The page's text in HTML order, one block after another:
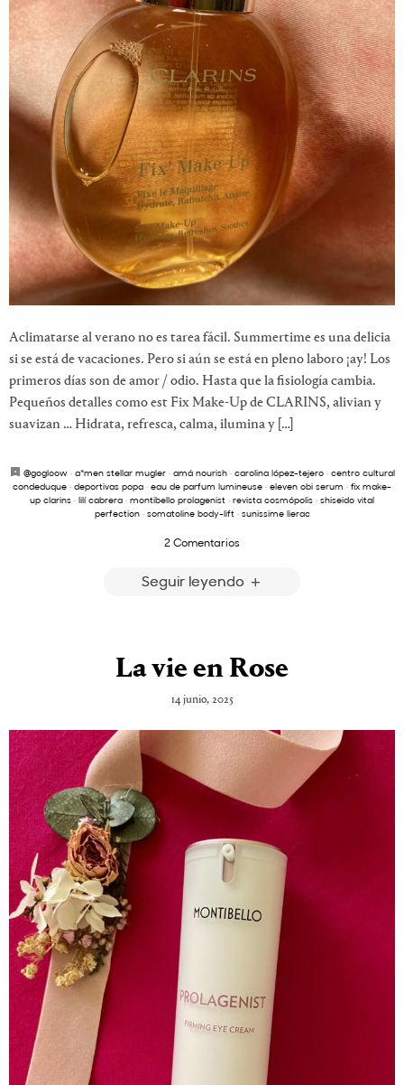
Aclimatarse al verano no es tarea fácil. Summertime es una delicia
si se está de vacaciones. Pero si aún se está en pleno laboro ¡ay! Los
primeros días son de amor / odio. Hasta que la fisiología cambia.
Pequeños detalles como est Fix Make-Up de CLARINS, alivian y
suavizan … Hidrata, refresca, calma, ilumina y […]
@gogloow· a*men stellar mugler· amá nourish· carolina lópez-tejero· centro cultural
condeduque · deportivas popa · eau de parfum lumineuse · eleven obi serum · fix make-
up clarins · lilí cabrera · montibello prolagenist · revista cosmópolis · shiseido vital
perfection· somatoline body-lift· sunissime lierac
2 Comentarios
Seguir leyendo
La vie en Rose
14 junio, 2025